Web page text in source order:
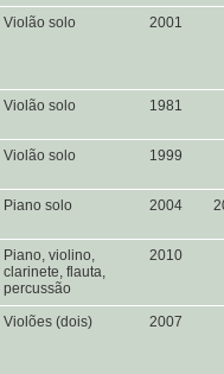
Violão solo 2001
Violão solo 1981
Violão solo 1999
Piano solo 2004
Piano, violino,
clarinete, flauta,
percussão
2010
Violões (dois) 2007